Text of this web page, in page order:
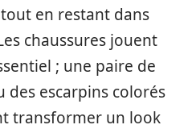
en restant dans
chaussures jouent
; une paire de
des escarpins colorés
transformer un look